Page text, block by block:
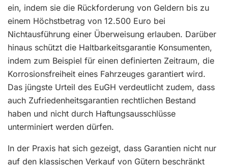
ein, indem sie die Rückforderung von Geldern bis zu
einem Höchstbetrag von 12.500 Euro bei
Nichtausführung einer Überweisung erlauben. Darüber
hinaus schützt die Haltbarkeitsgarantie Konsumenten,
indem zum Beispiel für einen definierten Zeitraum, die
Korrosionsfreiheit eines Fahrzeuges garantiert wird.
Das jüngste Urteil des EuGH verdeutlicht zudem, dass
auch Zufriedenheitsgarantien rechtlichen Bestand
haben und nicht durch Haftungsausschlüsse
unterminiert werden dürfen.
In der Praxis hat sich gezeigt, dass Garantien nicht nur
auf den klassischen Verkauf von Gütern beschränkt